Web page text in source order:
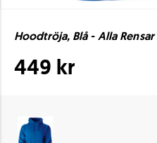
Hoodtröja, Blå - Alla
449 kr